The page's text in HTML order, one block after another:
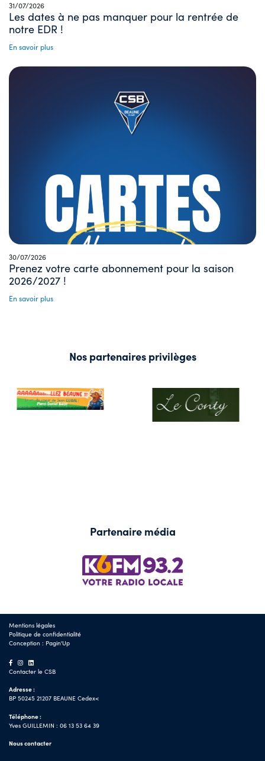
31/07/2026
Les dates à ne pas manquer pour la rentrée de
notre EDR !
En savoir plus
30/07/2026
Prenez votre carte abonnement pour la saison
2026/2027 !
En savoir plus
Nos partenaires privilèges
Partenaire média
Mentions légales
Politique de confidentialité
Conception : Pagin'Up
Contacter le CSB
Adresse :
BP 50245 21207 BEAUNE Cedex<
Téléphone :
Yves GUILLEMIN : 06 13 53 64 39
Nous contacter